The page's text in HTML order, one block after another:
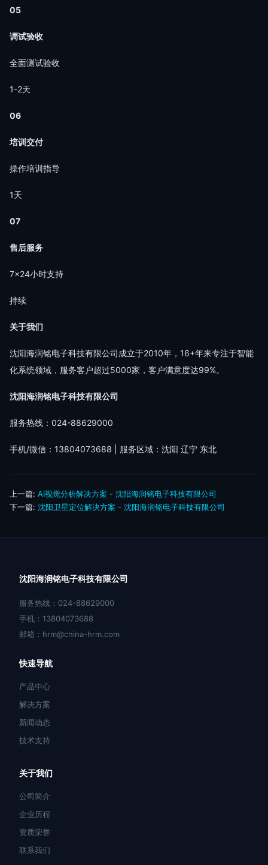
05
调试验收
全面测试验收
1-2天
06
培训交付
操作培训指导
1天
07
售后服务
7×24小时支持
持续
关于我们
沈阳海润铭电子科技有限公司成立于2010年，16+年来专注于智能
化系统领域，服务客户超过5000家，客户满意度达99%。
沈阳海润铭电子科技有限公司
服务热线：024-88629000
手机/微信：13804073688 | 服务区域：沈阳 辽宁 东北
上一篇: AI视觉分析解决方案 - 沈阳海润铭电子科技有限公司
下一篇: 沈阳卫星定位解决方案 - 沈阳海润铭电子科技有限公司
沈阳海润铭电子科技有限公司
服务热线：024-88629000
手机：13804073688
邮箱：hrm@china-hrm.com
快速导航
产品中心
解决方案
新闻动态
技术支持
关于我们
公司简介
企业历程
资质荣誉
联系我们